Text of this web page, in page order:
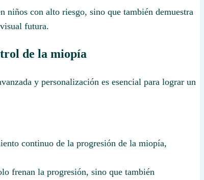
niños con alto riesgo, sino que también demuestra
futura.
de la miopía
y personalización es esencial para lograr un
continuo de la progresión de la miopía,
frenan la progresión, sino que también